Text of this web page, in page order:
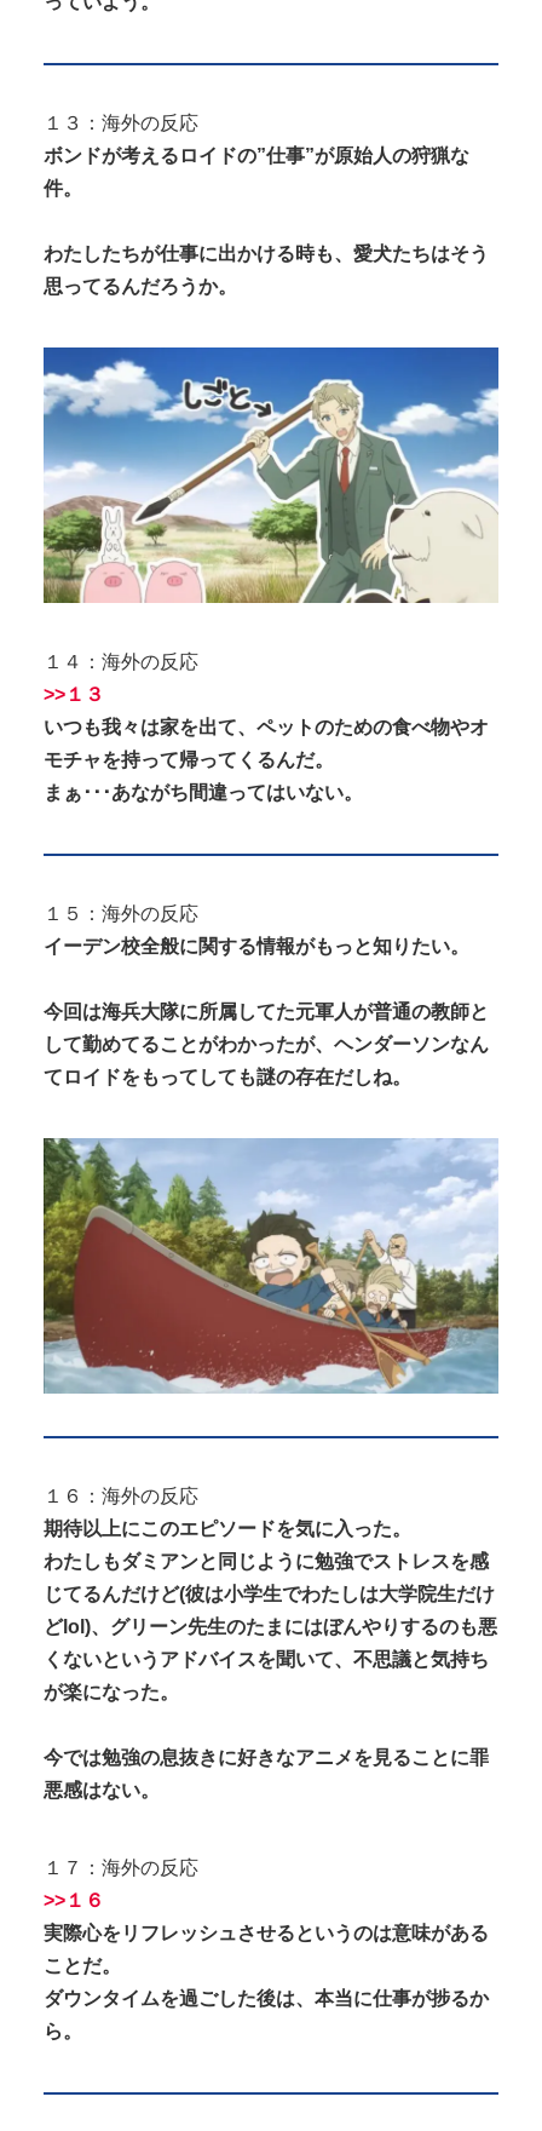
１３：海外の反応
ボンドが考えるロイドの”仕事”が原始人の狩猟な
件。
わたしたちが仕事に出かける時も、愛犬たちはそう
思ってるんだろうか。
１４：海外の反応
>>１３
いつも我々は家を出て、ペットのための食べ物やオ
モチャを持って帰ってくるんだ。
まぁ･･･あながち間違ってはいない。
１５：海外の反応
イーデン校全般に関する情報がもっと知りたい。
今回は海兵大隊に所属してた元軍人が普通の教師と
して勤めてることがわかったが、ヘンダーソンなん
てロイドをもってしても謎の存在だしね。
１６：海外の反応
期待以上にこのエピソードを気に入った。
わたしもダミアンと同じように勉強でストレスを感
じてるんだけど(彼は小学生でわたしは大学院生だけ
どlol)、グリーン先生のたまにはぼんやりするのも悪
くないというアドバイスを聞いて、不思議と気持ち
が楽になった。
今では勉強の息抜きに好きなアニメを見ることに罪
悪感はない。
１７：海外の反応
>>１６
実際心をリフレッシュさせるというのは意味がある
ことだ。
ダウンタイムを過ごした後は、本当に仕事が捗るか
ら。